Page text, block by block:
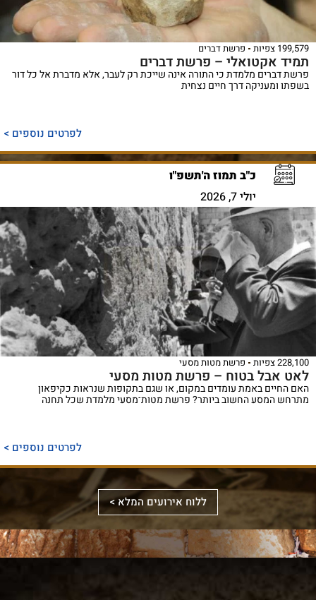
199,579 צפיות פרשת דברים
תמיד אקטואלי – פרשת דברים
פרשת דברים מלמדת כי התורה אינה שייכת רק לעבר, אלא מדברת אל כל דור
בשפתו ומעניקה דרך חיים נצחית
לפרטים נוספים >
כ"ב תמוז ה'תשפ"ו
יולי 7, 2026
228,100 צפיות פרשת מטות מסעי
לאט אבל בטוח – פרשת מטות מסעי
האם החיים באמת עומדים במקום, או שגם בתקופות שנראות כקיפאון
מתרחש המסע החשוב ביותר? פרשת מטות־מסעי מלמדת שכל תחנה
לפרטים נוספים >
ללוח אירועים המלא >
לראשונה,
הדינים
והמנהגים
באמצעות
תמונות
וציורים
ספר
אלבומי
מפואר
המשחזר
את